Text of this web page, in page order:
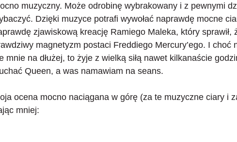
muzyczny. Może odrobinę wybrakowany i z pewnymi
Dzięki muzyce potrafi wywołać naprawdę mocne
zjawiskową kreację Ramiego Maleka, który
magnetyzm postaci Freddiego Mercury’ego. I choć
mnie na dłużej, to żyje z wielką siłą nawet kilkanaście
Queen, a was namawiam na seans.
ocena mocno naciągana w górę (za te muzyczne ciary i
mniej: